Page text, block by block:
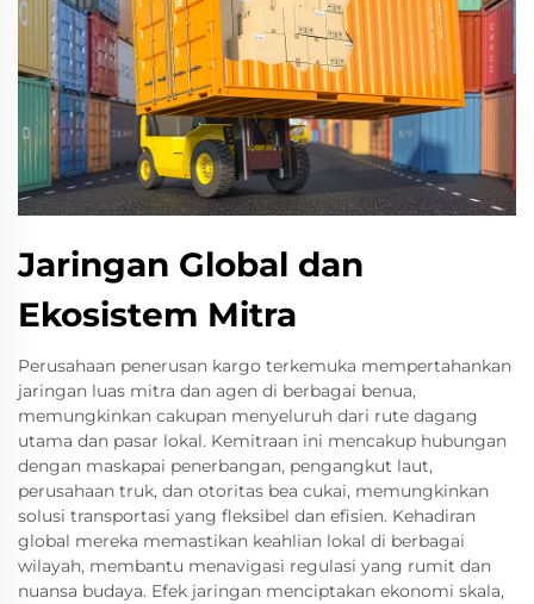
Jaringan Global dan
Ekosistem Mitra
Perusahaan penerusan kargo terkemuka mempertahankan
jaringan luas mitra dan agen di berbagai benua,
memungkinkan cakupan menyeluruh dari rute dagang
utama dan pasar lokal. Kemitraan ini mencakup hubungan
dengan maskapai penerbangan, pengangkut laut,
perusahaan truk, dan otoritas bea cukai, memungkinkan
solusi transportasi yang fleksibel dan efisien. Kehadiran
global mereka memastikan keahlian lokal di berbagai
wilayah, membantu menavigasi regulasi yang rumit dan
nuansa budaya. Efek jaringan menciptakan ekonomi skala,